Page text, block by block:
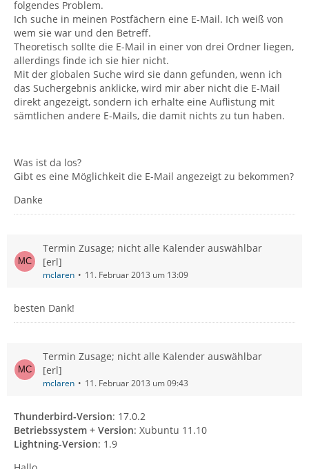
folgendes Problem.
Ich suche in meinen Postfächern eine E-Mail. Ich weiß von
wem sie war und den Betreff.
Theoretisch sollte die E-Mail in einer von drei Ordner liegen,
allerdings finde ich sie hier nicht.
Mit der globalen Suche wird sie dann gefunden, wenn ich
das Suchergebnis anklicke, wird mir aber nicht die E-Mail
direkt angezeigt, sondern ich erhalte eine Auflistung mit
sämtlichen andere E-Mails, die damit nichts zu tun haben.
Was ist da los?
Gibt es eine Möglichkeit die E-Mail angezeigt zu bekommen?
Danke
Termin Zusage; nicht alle Kalender auswählbar
[erl]
mclaren 11. Februar 2013 um 13:09
besten Dank!
Termin Zusage; nicht alle Kalender auswählbar
[erl]
mclaren 11. Februar 2013 um 09:43
Thunderbird-Version: 17.0.2
Betriebssystem + Version: Xubuntu 11.10
Lightning-Version: 1.9